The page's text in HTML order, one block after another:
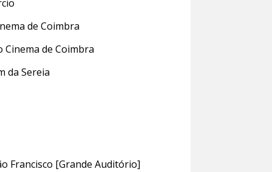
de Coimbra
Cinema de Coimbra
da Sereia
Francisco [Grande Auditório]